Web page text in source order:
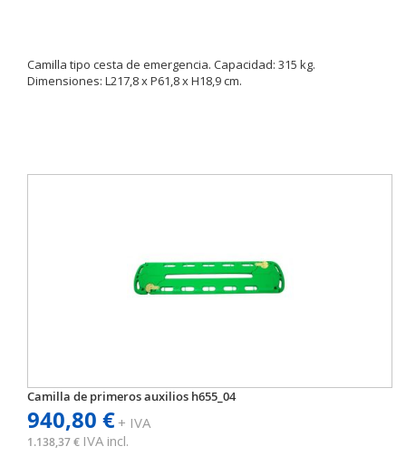
Camilla tipo cesta de emergencia. Capacidad: 315 kg.
Dimensiones: L217,8 x P61,8 x H18,9 cm.
Camilla de primeros auxilios h655_04
940,80 €+ IVA
1.138,37 € IVA incl.